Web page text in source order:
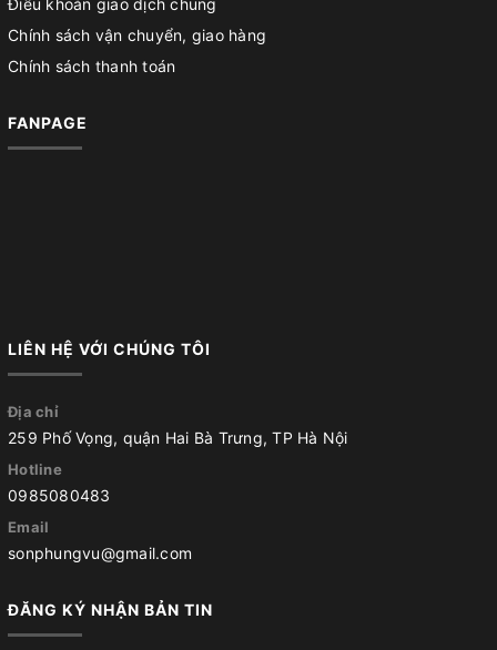
Chính sách vận chuyển, giao hàng
Chính sách thanh toán
FANPAGE
LIÊN HỆ VỚI CHÚNG TÔI
Địa chỉ
259 Phố Vọng, quận Hai Bà Trưng, TP Hà Nội
Hotline
0985080483
Email
sonphungvu@gmail.com
ĐĂNG KÝ NHẬN BẢN TIN